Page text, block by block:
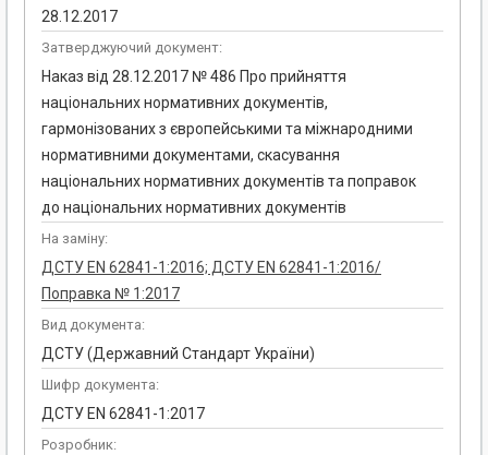
28.12.2017
Затверджуючий документ:
Наказ від 28.12.2017 № 486 Про прийняття
національних нормативних документів,
гармонізованих з європейськими та міжнародними
нормативними документами, скасування
національних нормативних документів та поправок
до національних нормативних документів
На заміну:
ДСТУ EN 62841-1:2016; ДСТУ EN 62841-1:2016/
Поправка № 1:2017
Вид документа:
ДСТУ (Державний Стандарт України)
Шифр документа:
ДСТУ EN 62841-1:2017
Розробник: